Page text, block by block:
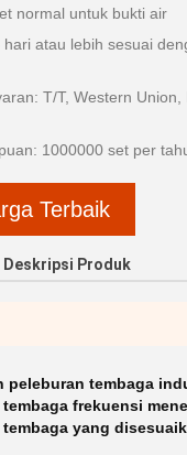
normal untuk bukti air
atau lebih sesuai
T/T, Western Union,
1000000 set per
Terbaik
Deskripsi Produk
peleburan tembaga
frekuensi
yang